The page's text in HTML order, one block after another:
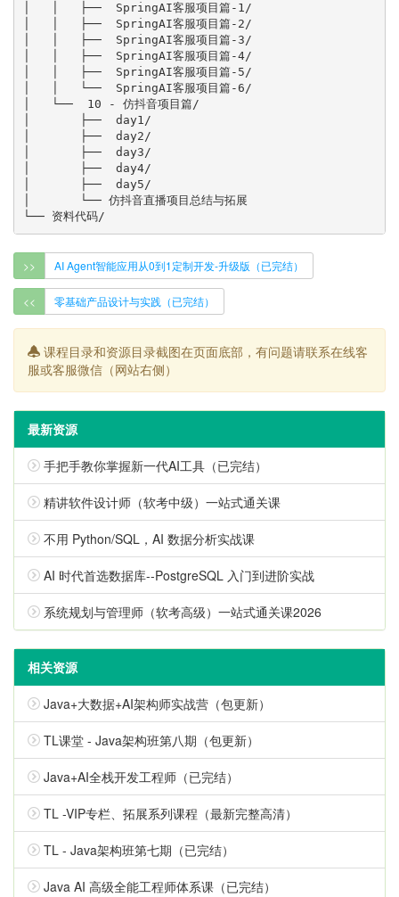
>> AI Agent智能应用从0到1定制开发-升级版（已完结）
<< 零基础产品设计与实践（已完结）
课程目录和资源目录截图在页面底部，有问题请联系在线客
服或客服微信（网站右侧）
最新资源
手把手教你掌握新一代AI工具（已完结）
精讲软件设计师（软考中级）一站式通关课
不用 Python/SQL，AI 数据分析实战课
AI 时代首选数据库--PostgreSQL 入门到进阶实战
系统规划与管理师（软考高级）一站式通关课2026
相关资源
Java+大数据+AI架构师实战营（包更新）
TL课堂 - Java架构班第八期（包更新）
Java+AI全栈开发工程师（已完结）
TL -VIP专栏、拓展系列课程（最新完整高清）
TL - Java架构班第七期（已完结）
Java AI 高级全能工程师体系课（已完结）